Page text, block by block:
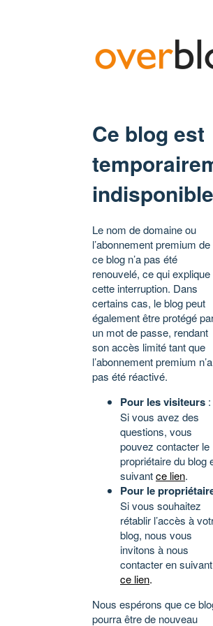
Ce blog est
indisponible
Le nom de domaine ou
l’abonnement premium de
ce blog n’a pas été
renouvelé, ce qui explique
cette interruption. Dans
certains cas, le blog peut
également être protégé
un mot de passe, rendant
son accès limité tant que
l’abonnement premium n’a
pas été réactivé.
Pour les visiteurs :
Si vous avez des
questions, vous
pouvez contacter le
propriétaire du blog
suivantce lien.
Pour le
Si vous souhaitez
rétablir l’accès à
blog, nous vous
invitons à nous
contacter en suivant
ce lien.
Nous espérons que ce
pourra être de nouveau